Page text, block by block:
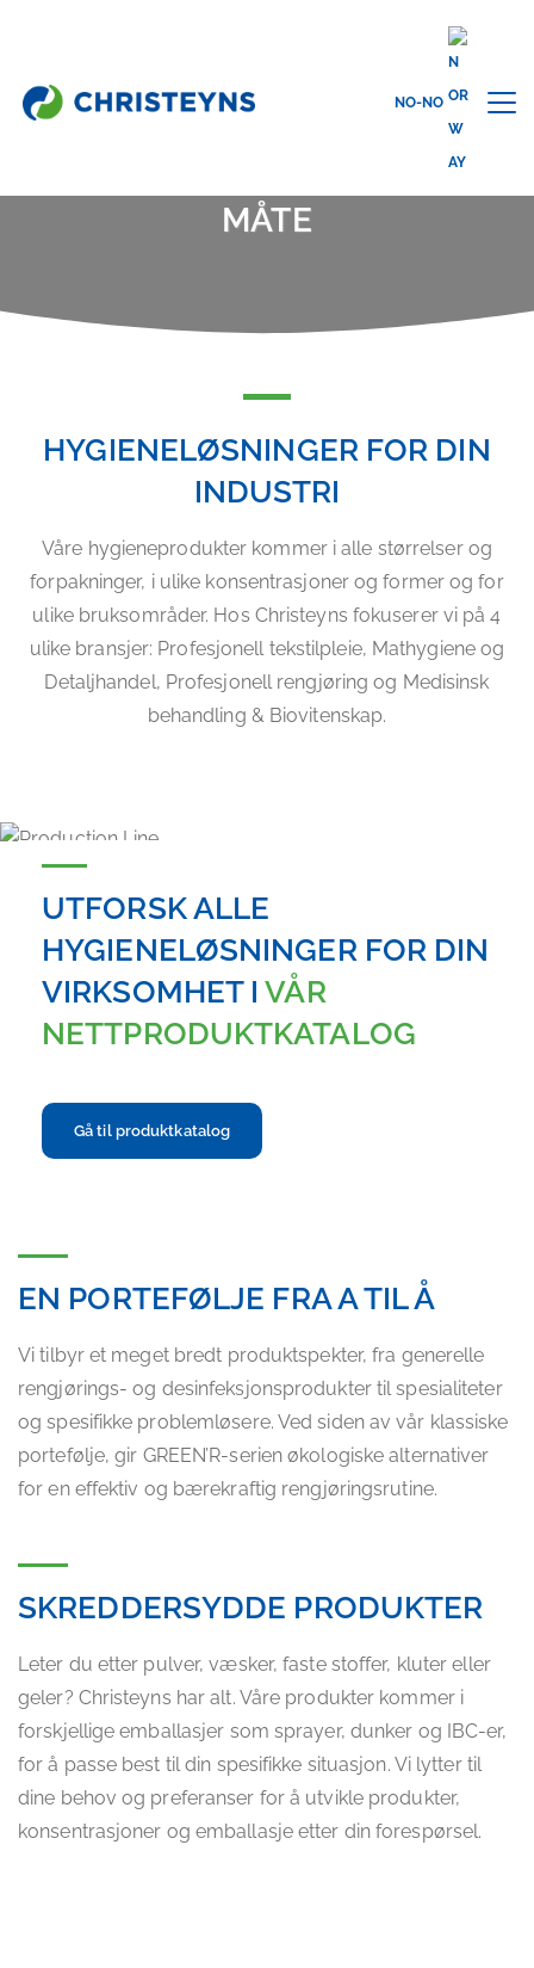
NO-NO
Hjem Løsninger Få Ting Rent På En Trygg Måte
FÅ TING RENT PÅ EN TRYGG
MÅTE
HYGIENELØSNINGER FOR DIN
INDUSTRI
Våre hygieneprodukter kommer i alle størrelser og
forpakninger, i ulike konsentrasjoner og former og for
ulike bruksområder. Hos Christeyns fokuserer vi på 4
ulike bransjer: Profesjonell tekstilpleie, Mathygiene og
Detaljhandel, Profesjonell rengjøring og Medisinsk
behandling & Biovitenskap.
UTFORSK ALLE
HYGIENELØSNINGER FOR DIN
VIRKSOMHET IVÅR
NETTPRODUKTKATALOG
Gå til produktkatalog
EN PORTEFØLJE FRA A TIL Å
Vi tilbyr et meget bredt produktspekter, fra generelle
rengjørings- og desinfeksjonsprodukter til spesialiteter
og spesifikke problemløsere. Ved siden av vår klassiske
portefølje, gir GREEN’R-serien økologiske alternativer
for en effektiv og bærekraftig rengjøringsrutine.
SKREDDERSYDDE PRODUKTER
Leter du etter pulver, væsker, faste stoffer, kluter eller
geler? Christeyns har alt. Våre produkter kommer i
forskjellige emballasjer som sprayer, dunker og IBC-er,
for å passe best til din spesifikke situasjon. Vi lytter til
dine behov og preferanser for å utvikle produkter,
konsentrasjoner og emballasje etter din forespørsel.